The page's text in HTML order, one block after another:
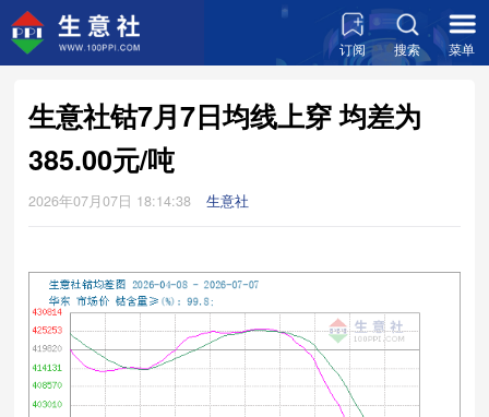
订阅 搜索 菜单
生意社钴7月7日均线上穿 均差为
385.00元/吨
2026年07月07日 18:14:38 生意社